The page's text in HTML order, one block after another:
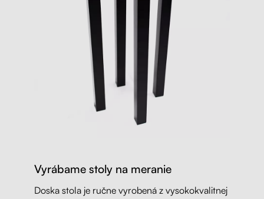
Vyrábame stoly na meranie
Doska stola je ručne vyrobená z vysokokvalitnej